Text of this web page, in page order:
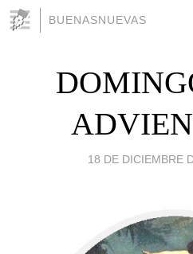
BUENASNUEVAS
18 DE DICIEMBRE